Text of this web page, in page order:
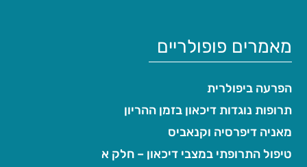
מאמרים פופולריים
הפרעה ביפולרית
תרופות נוגדות דיכאון בזמן ההריון
מאניה דיפרסיה וקנאביס
טיפול התרופתי במצבי דיכאון – חלק א